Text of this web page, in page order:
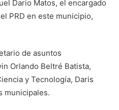
Dario Matos, el encargado
PRD en este municipio,
de asuntos
Orlando Beltré Batista,
y Tecnología, Daris
municipales.